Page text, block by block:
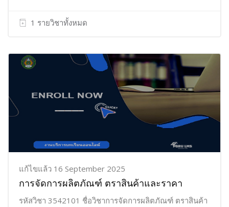
1 รายวิชาทั้งหมด
แก้ไขแล้ว 16 September 2025
การจัดการผลิตภัณฑ์ ตราสินค้าและราคา
รหัสวิชา 3542101 ชื่อวิชาการจัดการผลิตภัณฑ์ ตราสินค้า